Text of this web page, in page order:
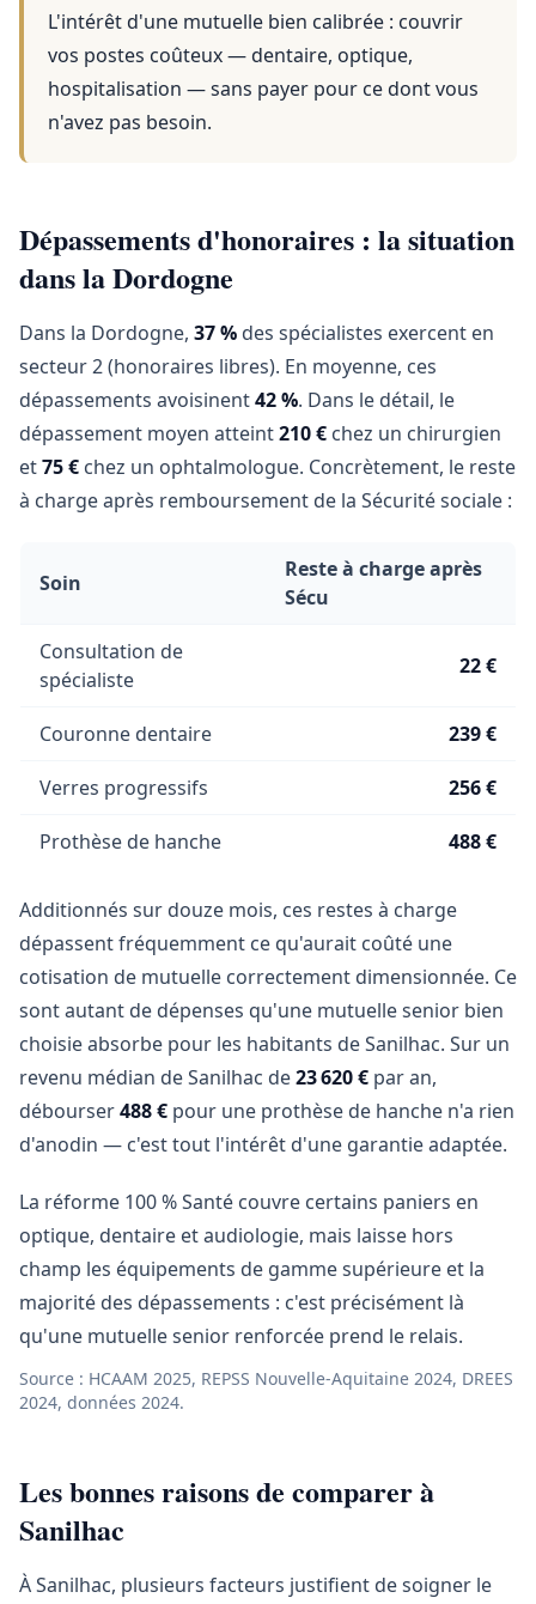
L'intérêt d'une mutuelle bien calibrée : couvrir
vos postes coûteux — dentaire, optique,
hospitalisation — sans payer pour ce dont vous
n'avez pas besoin.
Dépassements d'honoraires : la situation
dans la Dordogne
Dans la Dordogne, 37 % des spécialistes exercent en
secteur 2 (honoraires libres). En moyenne, ces
dépassements avoisinent42 %. Dans le détail, le
dépassement moyen atteint210 € chez un chirurgien
et75 € chez un ophtalmologue. Concrètement, le reste
à charge après remboursement de la Sécurité sociale :
Soin
Reste à charge après
Sécu
Consultation de
spécialiste
22 €
Couronne dentaire 239 €
Verres progressifs 256 €
Prothèse de hanche 488 €
Additionnés sur douze mois, ces restes à charge
dépassent fréquemment ce qu'aurait coûté une
cotisation de mutuelle correctement dimensionnée. Ce
sont autant de dépenses qu'une mutuelle senior bien
choisie absorbe pour les habitants de Sanilhac. Sur un
revenu médian de Sanilhac de23 620 € par an,
débourser488 € pour une prothèse de hanche n'a rien
d'anodin — c'est tout l'intérêt d'une garantie adaptée.
La réforme 100 % Santé couvre certains paniers en
optique, dentaire et audiologie, mais laisse hors
champ les équipements de gamme supérieure et la
majorité des dépassements : c'est précisément là
qu'une mutuelle senior renforcée prend le relais.
Source : HCAAM 2025, REPSS Nouvelle-Aquitaine 2024, DREES
2024, données 2024.
Les bonnes raisons de comparer à
Sanilhac
À Sanilhac, plusieurs facteurs justifient de soigner le